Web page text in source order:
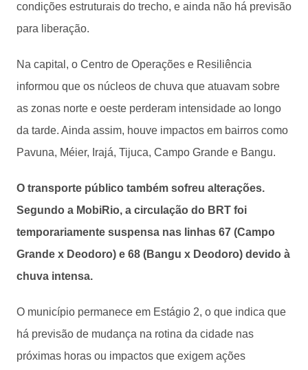
condições estruturais do trecho, e ainda não há previsão
para liberação.
Na capital, o Centro de Operações e Resiliência
informou que os núcleos de chuva que atuavam sobre
as zonas norte e oeste perderam intensidade ao longo
da tarde. Ainda assim, houve impactos em bairros como
Pavuna, Méier, Irajá, Tijuca, Campo Grande e Bangu.
O transporte público também sofreu alterações.
Segundo a MobiRio, a circulação do BRT foi
temporariamente suspensa nas linhas 67 (Campo
Grande x Deodoro) e 68 (Bangu x Deodoro) devido à
chuva intensa.
O município permanece em Estágio 2, o que indica que
há previsão de mudança na rotina da cidade nas
próximas horas ou impactos que exigem ações